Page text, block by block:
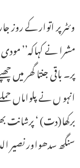
وئٹر پر اتوار کے
مشرا نے کہاکہ’’
پر۔ باقی جنتا گھر
انہو ں نے پلواماں
برکھا(دت) ‘ پرشانت
سنگھ سدھواور نصیر